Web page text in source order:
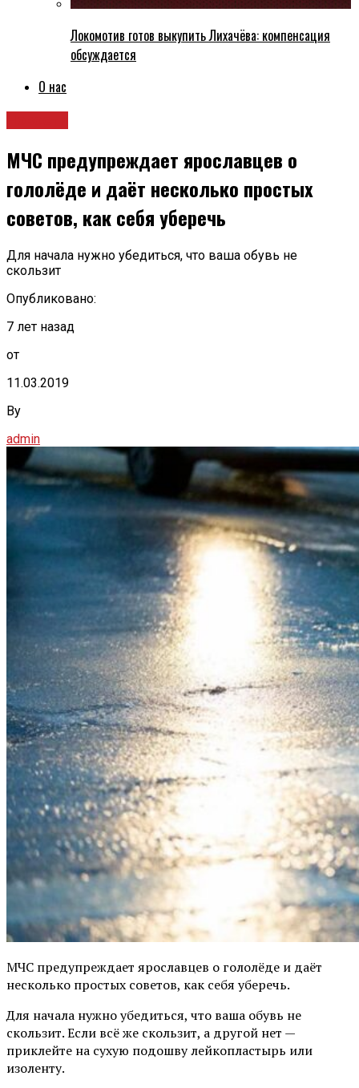
Локомотив готов выкупить Лихачёва: компенсация
обсуждается
О нас
МЧС предупреждает ярославцев о
гололёде и даёт несколько простых
советов, как себя уберечь
Для начала нужно убедиться, что ваша обувь не
скользит
Опубликовано:
7 лет назад
от
11.03.2019
By
admin
МЧС предупреждает ярославцев о гололёде и даёт
несколько простых советов, как себя уберечь.
Для начала нужно убедиться, что ваша обувь не
скользит. Если всё же скользит, а другой нет —
приклейте на сухую подошву лейкопластырь или
изоленту.